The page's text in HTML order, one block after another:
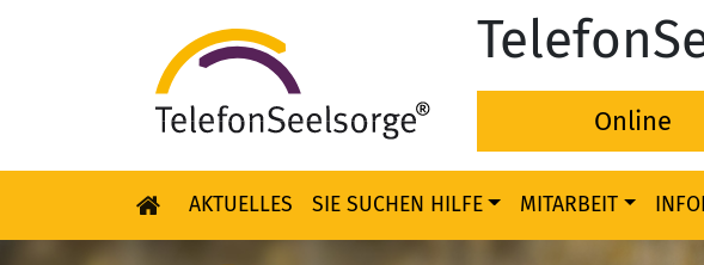
Online
Skip to content
AKTUELLES SIE SUCHEN HILFE MITARBEIT